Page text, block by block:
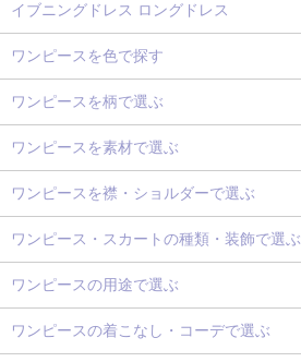
イブニングドレス ロングドレス
ワンピースを色で探す
ワンピースを柄で選ぶ
ワンピースを素材で選ぶ
ワンピースを襟・ショルダーで選ぶ
ワンピース・スカートの種類・装飾で選ぶ
ワンピースの用途で選ぶ
ワンピースの着こなし・コーデで選ぶ